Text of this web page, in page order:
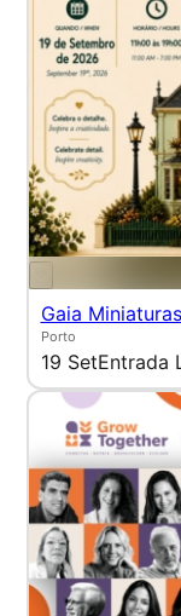
Gaia
Porto
19 SetEntrada